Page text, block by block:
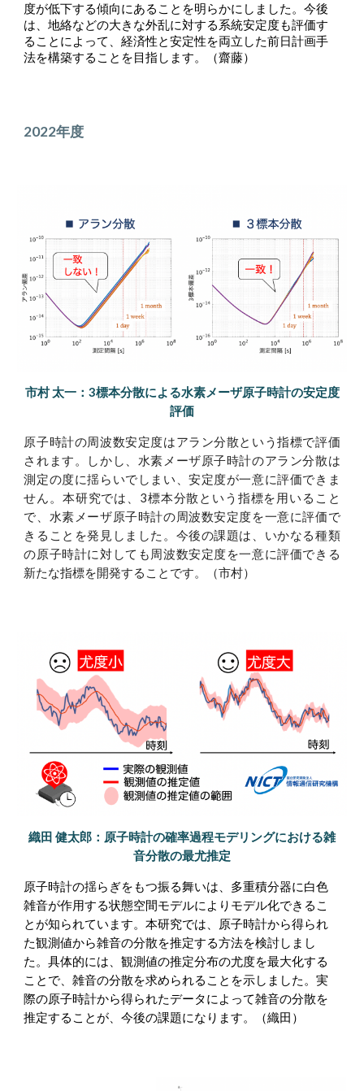
度が低下する傾向にあることを明らかにしました。今後
は、地絡などの大きな外乱に対する系統安定度も評価す
ることによって、経済性と安定性を両立した前日計画手
法を構築することを目指します。（齋藤）
2022年度
市村 太一： 3標本分散による水素メーザ原子時計の安定度
評価
原子時計の周波数安定度はアラン分散という指標で評価
されます。しかし、水素メーザ原子時計のアラン分散は
測定の度に揺らいでしまい、安定度が一意に評価できま
せん。本研究では、3標本分散という指標を用いること
で、水素メーザ原子時計の周波数安定度を一意に評価で
きることを発見しました。今後の課題は、いかなる種類
の原子時計に対しても周波数安定度を一意に評価できる
新たな指標を開発することです。
（市村）
織田 健太郎：原子時計の確率過程モデリングにおける雑
音分散の最尤推定
原子時計の揺らぎをもつ振る舞いは、多重積分器に白色
雑音が作用する状態空間モデルによりモデル化できるこ
とが知られています。本研究では、原子時計から得られ
た観測値から雑音の分散を推定する方法を検討しまし
た。具体的には、観測値の推定分布の尤度を最大化する
ことで、雑音の分散を求められることを示しました。実
際の原子時計から得られたデータによって雑音の分散を
推定することが、今後の課題になります。（織田）